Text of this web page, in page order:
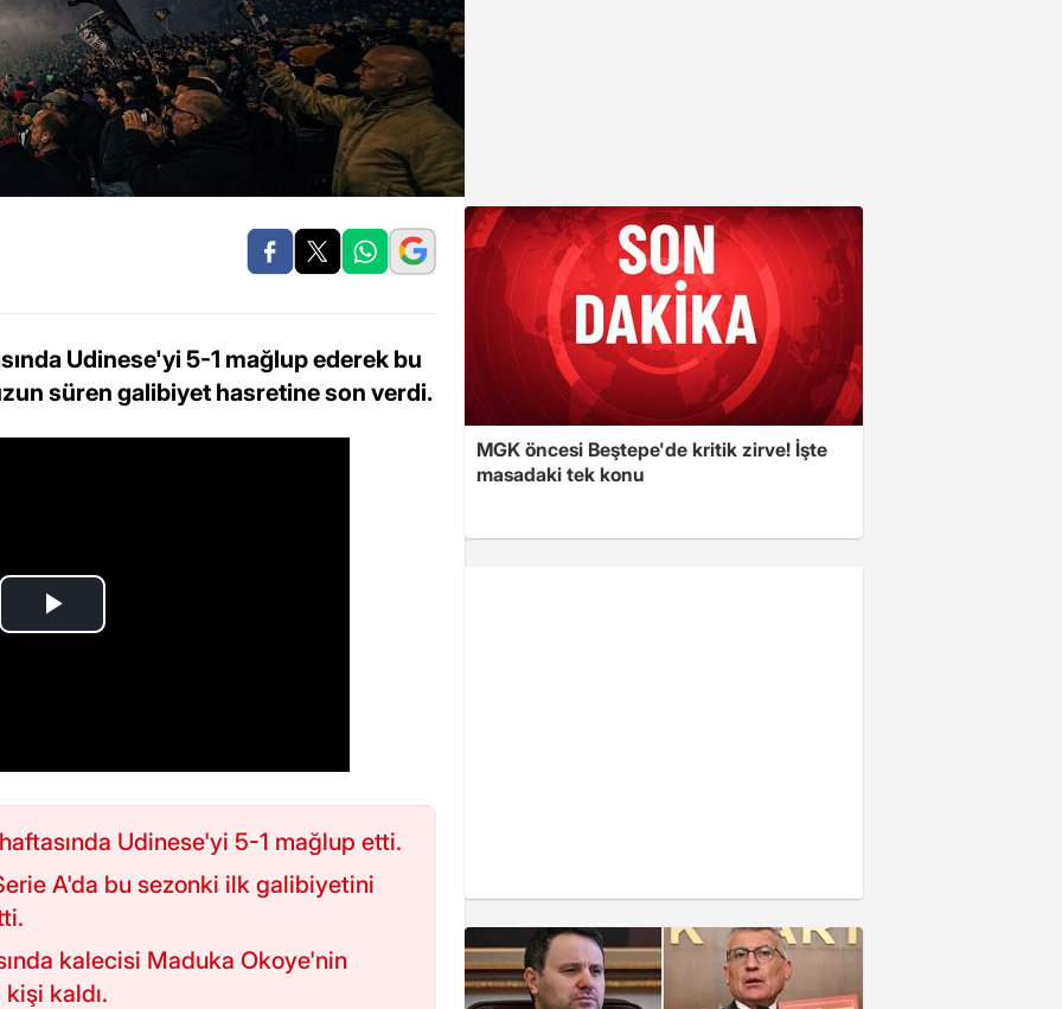
Udinese'yi 5-1 mağlup ederek bu
süren galibiyet hasretine son verdi.
Udinese'yi 5-1 mağlup etti.
A'da bu sezonki ilk galibiyetini
kalecisi Maduka Okoye'nin
kişi kaldı.
MGK öncesi Beştepe'de kritik zirve! İşte
masadaki tek konu